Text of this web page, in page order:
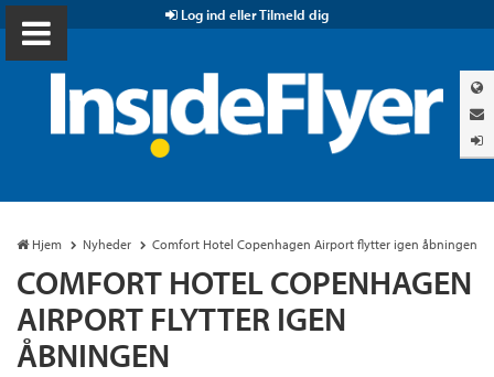
Log ind eller Tilmeld dig
Hjem Nyheder Comfort Hotel Copenhagen Airport flytter igen åbningen
COMFORT HOTEL COPENHAGEN
AIRPORT FLYTTER IGEN
ÅBNINGEN